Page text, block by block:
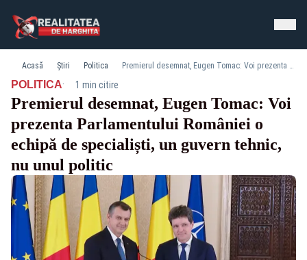
Acasă Știri Politica Premierul desemnat, Eugen Tomac: Voi prezenta Parlamentului României o echipă de specialiști, un guvern tehnic, nu unul politic
POLITICA· 1 min citire
Premierul desemnat, Eugen Tomac: Voi
prezenta Parlamentului României o
echipă de specialiști, un guvern tehnic,
nu unul politic